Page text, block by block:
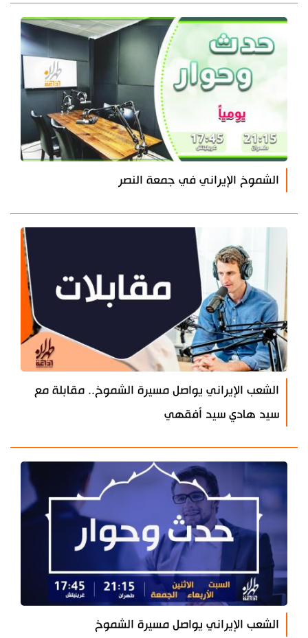
الشموخ الإيراني في جمعة النصر
الشعب الإيراني يواصل مسيرة الشموخ.. مقابلة مع
سيد هادي سيد أفقهي
الشعب الإيراني يواصل مسيرة الشموخ